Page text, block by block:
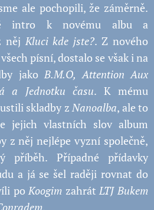
ale pochopili, že záměrně.
intro k novému albu a
něj Kluci kde jste?. Z nového
písní, dostalo se však i na
jako B.M.O, Attention Aux
a Jednotku času. K mému
skladby zNanoalba, ale to
jejich vlastních slov album
z něj nejlépe vyzní společně,
příběh. Případné přídavky
a já se šel raději rovnat do
poKoogim zahrátLTJ Bukem